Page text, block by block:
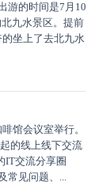
游的时间是7月10
九水景区。提前
坐上了去北九水
馆会议室举行。
的线上线下交流
IT交流分享圈
常见问题、...